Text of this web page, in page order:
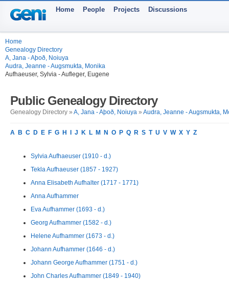
Home People Projects Discussions
Home
Genealogy Directory
A, Jana - Aþoð, Noiuya
Audra, Jeanne - Augsmukta, Monika
Aufhaeuser, Sylvia - Aufleger, Eugene
Public Genealogy Directory
Genealogy Directory » A, Jana - Aþoð, Noiuya » Audra, Jeanne - Augsmukta,
A B C D E F G H J K L M N O P Q R S T U V W X Y Z
Sylvia Aufhaeuser (1910 - d.)
Tekla Aufhaeuser (1857 - 1927)
Anna Elisabeth Aufhalter (1717 - 1771)
Anna Aufhammer
Eva Aufhammer (1693 - d.)
Georg Aufhammer (1582 - d.)
Helene Aufhammer (1673 - d.)
Johann Aufhammer (1646 - d.)
Johann George Aufhammer (1751 - d.)
John Charles Aufhammer (1849 - 1940)